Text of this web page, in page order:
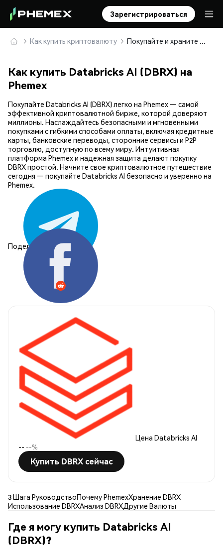
Зарегистрироваться
Как купить криптовалюту Покупайте и храните Databricks AI (DBRX) безопасно
Как купить Databricks AI (DBRX) на
Phemex
Покупайте Databricks AI (DBRX) легко на Phemex — самой
эффективной криптовалютной бирже, которой доверяют
миллионы. Наслаждайтесь безопасными и мгновенными
покупками с гибкими способами оплаты, включая кредитные
карты, банковские переводы, сторонние сервисы и P2P
торговлю, доступную по всему миру. Интуитивная
платформа Phemex и надежная защита делают покупку
DBRX простой. Начните свое криптовалютное путешествие
сегодня — покупайте Databricks AI безопасно и уверенно на
Phemex.
Поделиться:
Цена Databricks AI
-- --%
Купить DBRX сейчас
3 Шага РуководствоПочему PhemexХранение DBRX
Использование DBRXАнализ DBRXДругие Валюты
Где я могу купить Databricks AI
(DBRX)?